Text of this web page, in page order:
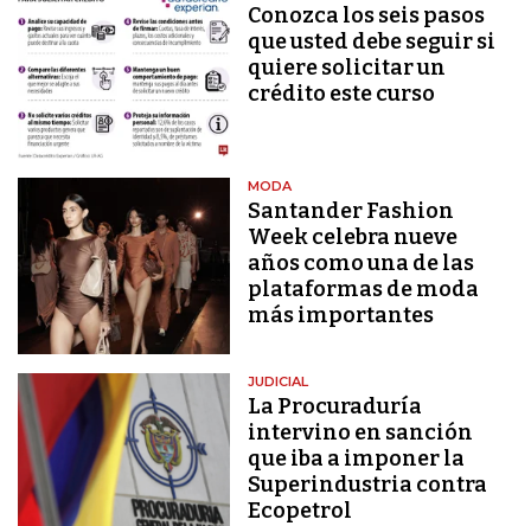
Conozca los seis pasos
que usted debe seguir si
quiere solicitar un
crédito este curso
MODA
Santander Fashion
Week celebra nueve
años como una de las
plataformas de moda
más importantes
JUDICIAL
La Procuraduría
intervino en sanción
que iba a imponer la
Superindustria contra
Ecopetrol